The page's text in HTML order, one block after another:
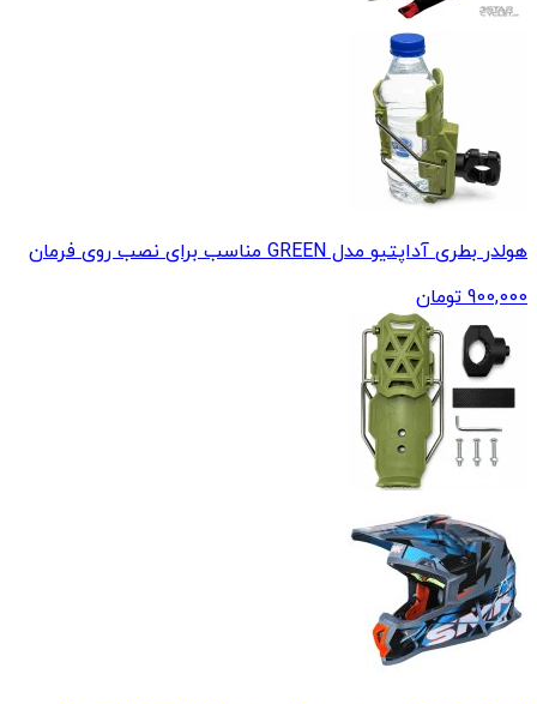
هولدر بطری آداپتیو مدل GREEN مناسب برای نصب روی فرمان
900,000 تومان